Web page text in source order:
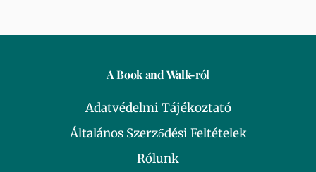
A Book and Walk-ról
Adatvédelmi Tájékoztató
Általános Szerződési Feltételek
Rólunk